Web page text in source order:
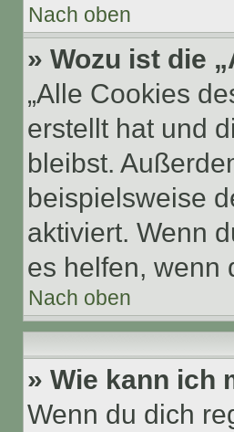
Nach oben
» Wozu ist die
„Alle Cookies
erstellt hat und
bleibst.
beispielsweise
aktiviert. Wenn
es helfen, wenn
Nach oben
» Wie kann ich
Wenn du dich